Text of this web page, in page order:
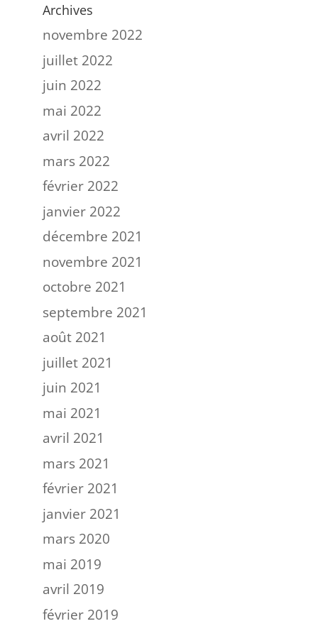
Archives
novembre 2022
juillet 2022
juin 2022
mai 2022
avril 2022
mars 2022
février 2022
janvier 2022
décembre 2021
novembre 2021
octobre 2021
septembre 2021
août 2021
juillet 2021
juin 2021
mai 2021
avril 2021
mars 2021
février 2021
janvier 2021
mars 2020
mai 2019
avril 2019
février 2019